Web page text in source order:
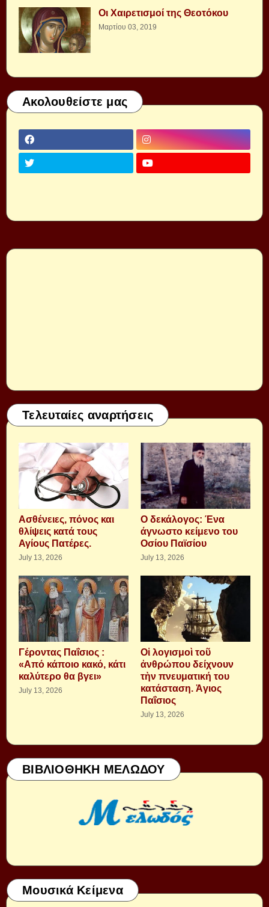
Οι Χαιρετισμοί της Θεοτόκου
Μαρτίου 03, 2019
Ακολουθείστε μας
Τελευταίες αναρτήσεις
Aσθένειες, πόνος και
θλίψεις κατά τους
Αγίους Πατέρες.
July 13, 2026
Ο δεκάλογος: Ένα
άγνωστο κείμενο του
Οσίου Παϊσίου
July 13, 2026
Γέροντας Παΐσιος :
«Από κάποιο κακό, κάτι
καλύτερο θα βγει»
July 13, 2026
Οἱ λογισμοὶ τοῦ
ἀνθρώπου δείχνουν
τὴν πνευματική του
κατάσταση. Ἁγιος
Παΐσιος
July 13, 2026
ΒΙΒΛΙΟΘΗΚΗ ΜΕΛΩΔΟΥ
Μουσικά Κείμενα